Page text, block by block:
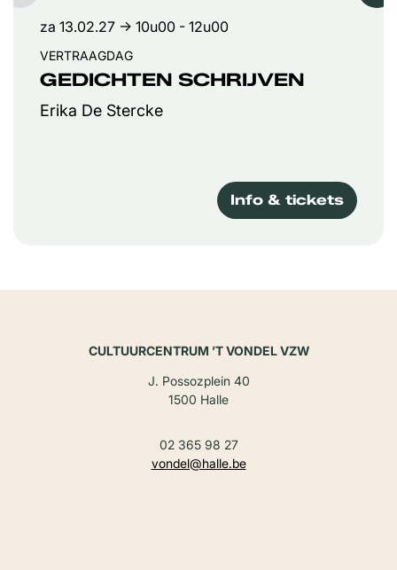
GEDICHTEN SCHRIJVEN
Erika De Stercke
VERTRAAGDAG
za 13.02.27 → 10u00 - 12u00
Info & tickets
CULTUURCENTRUM ’T VONDEL VZW
J. Possozplein 40
1500 Halle
02 365 98 27
vondel@halle.be